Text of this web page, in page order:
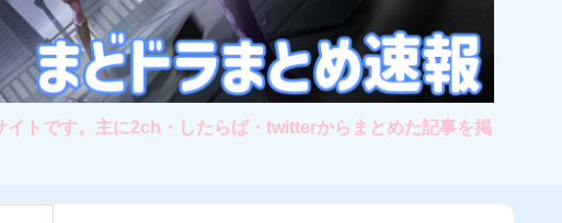
トです。主に2ch・したらば・twitterからまとめた記事を掲